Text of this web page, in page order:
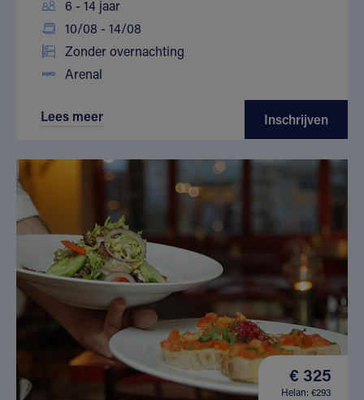
6 - 14 jaar
10/08 - 14/08
Zonder overnachting
Arenal
Lees meer Inschrijven
€ 325
Helan: €293